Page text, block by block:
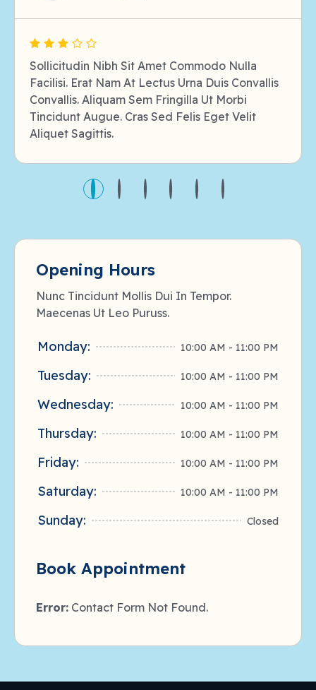
Sollicitudin Nibh Sit Amet Commodo Nulla
Facilisi. Erat Nam At Lectus Urna Duis Convallis
Convallis. Aliquam Sem Fringilla Ut Morbi
Tincidunt Augue. Cras Sed Felis Eget Velit
Aliquet Sagittis.
Opening Hours
Nunc Tincidunt Mollis Dui In Tempor.
Maecenas Ut Leo Puruss.
Monday: 10:00 AM - 11:00 PM
Tuesday: 10:00 AM - 11:00 PM
Wednesday: 10:00 AM - 11:00 PM
Thursday: 10:00 AM - 11:00 PM
Friday: 10:00 AM - 11:00 PM
Saturday: 10:00 AM - 11:00 PM
Sunday: Closed
Book Appointment
Error: Contact Form Not Found.